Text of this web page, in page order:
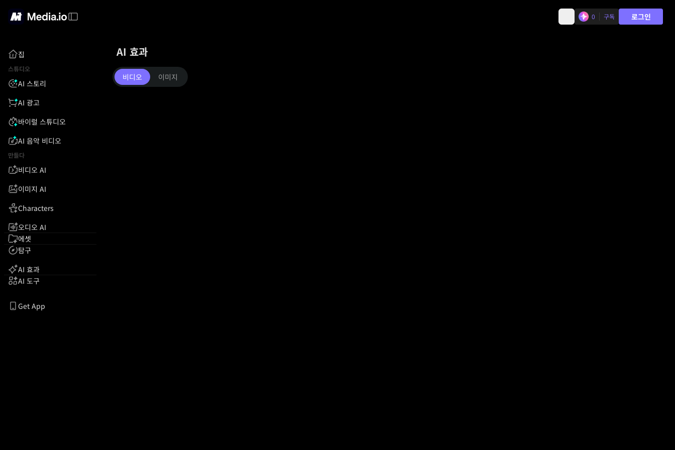
0 구독 로그인
집
스튜디오
AI 스토리
AI 광고
바이럴 스튜디오
AI 음악 비디오
만들다
비디오 AI
이미지 AI
Characters
오디오 AI
에셋
탐구
AI 효과
AI 도구
Get App
AI 효과
비디오 이미지